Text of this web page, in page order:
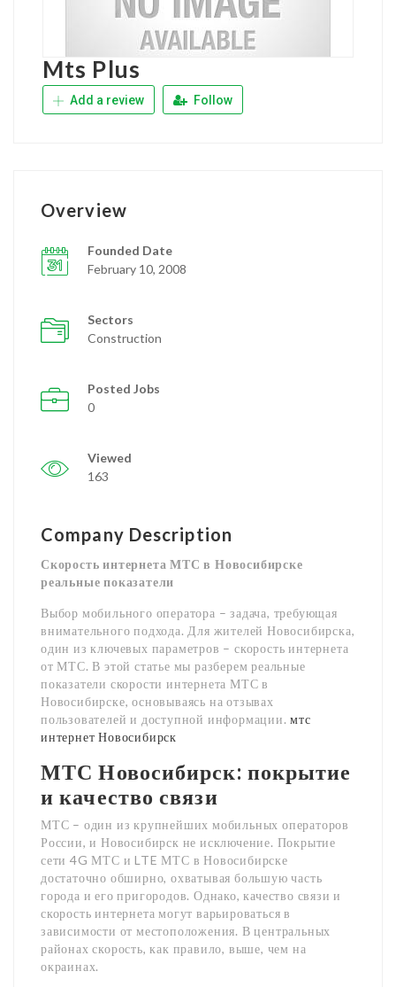
Mts Plus
Add a review Follow
Overview
Founded Date
February 10, 2008
Sectors
Construction
Posted Jobs
0
Viewed
163
Company Description
Скорость интернета МТС в Новосибирске
реальные показатели
Выбор мобильного оператора – задача, требующая
внимательного подхода. Для жителей Новосибирска,
один из ключевых параметров – скорость интернета
от МТС. В этой статье мы разберем реальные
показатели скорости интернета МТС в
Новосибирске, основываясь на отзывах
пользователей и доступной информации.мтс
интернет Новосибирск
МТС Новосибирск: покрытие
и качество связи
МТС – один из крупнейших мобильных операторов
России, и Новосибирск не исключение. Покрытие
сети 4G МТС и LTE МТС в Новосибирске
достаточно обширно, охватывая большую часть
города и его пригородов. Однако, качество связи и
скорость интернета могут варьироваться в
зависимости от местоположения. В центральных
районах скорость, как правило, выше, чем на
окраинах.